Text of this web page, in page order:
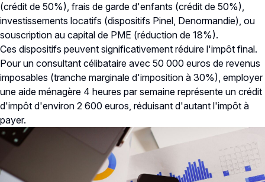
(crédit de 50%), frais de garde d'enfants (crédit de 50%),
investissements locatifs (dispositifs Pinel, Denormandie), ou
souscription au capital de PME (réduction de 18%).
Ces dispositifs peuvent significativement réduire l'impôt final.
Pour un consultant célibataire avec 50 000 euros de revenus
imposables (tranche marginale d'imposition à 30%), employer
une aide ménagère 4 heures par semaine représente un crédit
d'impôt d'environ 2 600 euros, réduisant d'autant l'impôt à
payer.